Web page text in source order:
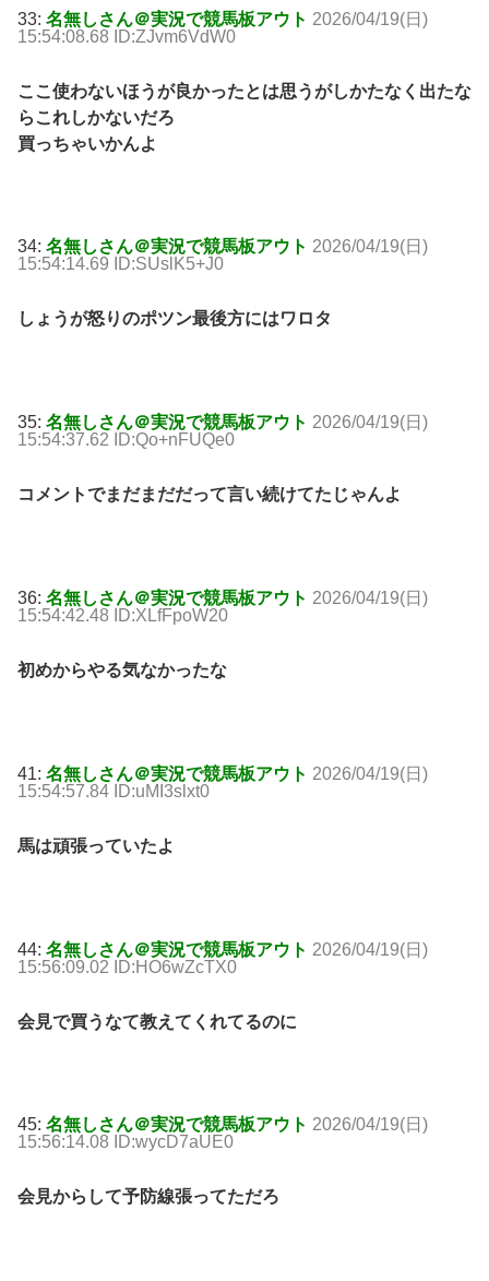
33: 名無しさん＠実況で競馬板アウト 2026/04/19(日)
15:54:08.68 ID:ZJvm6VdW0
ここ使わないほうが良かったとは思うがしかたなく出たな
らこれしかないだろ
買っちゃいかんよ
34: 名無しさん＠実況で競馬板アウト 2026/04/19(日)
15:54:14.69 ID:SUslK5+J0
しょうが怒りのポツン最後方にはワロタ
35: 名無しさん＠実況で競馬板アウト 2026/04/19(日)
15:54:37.62 ID:Qo+nFUQe0
コメントでまだまだだって言い続けてたじゃんよ
36: 名無しさん＠実況で競馬板アウト 2026/04/19(日)
15:54:42.48 ID:XLfFpoW20
初めからやる気なかったな
41: 名無しさん＠実況で競馬板アウト 2026/04/19(日)
15:54:57.84 ID:uMI3slxt0
馬は頑張っていたよ
44: 名無しさん＠実況で競馬板アウト 2026/04/19(日)
15:56:09.02 ID:HO6wZcTX0
会見で買うなて教えてくれてるのに
45: 名無しさん＠実況で競馬板アウト 2026/04/19(日)
15:56:14.08 ID:wycD7aUE0
会見からして予防線張ってただろ